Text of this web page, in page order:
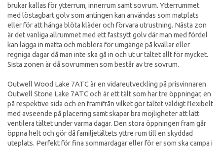
brukar kallas för ytterrum, innerrum samt sovrum. Ytterrummet
med löstagbart golv som antingen kan användas som matplats
eller för att hänga blöta kläder och förvara utrustning. Nästa zon
är det vanliga allrummet med ett fastsytt golv där man med fördel
kan lägga in matta och möblera för umgänge på kvällar eller
regniga dagar då man inte ska gå in och ut ur tältet allt för mycket.
Sista zonen är då sovrummen som består av tre sovrum.
Outwell Wood Lake 7ATC är en vidareutveckling på prisvinnaren
Outwell Stone Lake 7ATC och är ett tält som har tre öppningar, en
på respektive sida och en framifrån vilket gör tältet väldigt flexibelt
med avseende på placering samt skapar bra möjligheter att lätt
ventilera tältet under varma dagar. Den stora öppningen fram går
öppna helt och gör då familjetältets yttre rum till en skyddad
uteplats. Perfekt för fina sommardagar eller för er som ska campa i